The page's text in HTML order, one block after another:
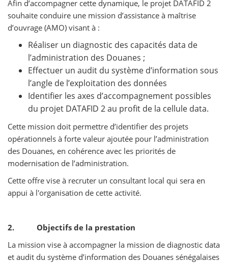
Afin d’accompagner cette dynamique, le projet DATAFID 2
souhaite conduire une mission d’assistance à maîtrise
d’ouvrage (AMO) visant à :
Réaliser un diagnostic des capacités data de
l’administration des Douanes ;
Effectuer un audit du système d’information sous
l’angle de l’exploitation des données
Identifier les axes d’accompagnement possibles
du projet DATAFID 2 au profit de la cellule data.
Cette mission doit permettre d’identifier des projets
opérationnels à forte valeur ajoutée pour l’administration
des Douanes, en cohérence avec les priorités de
modernisation de l’administration.
Cette offre vise à recruter un consultant local qui sera en
appui à l'organisation de cette activité.
2. Objectifs de la prestation
La mission vise à accompagner la mission de diagnostic data
et audit du système d’information des Douanes sénégalaises